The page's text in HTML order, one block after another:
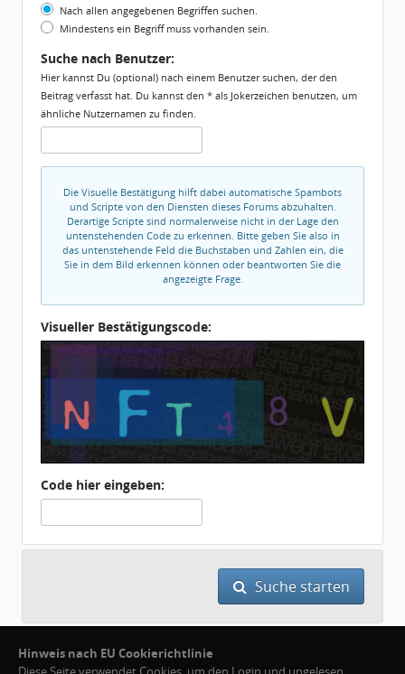
Nach allen angegebenen Begriffen suchen.
Mindestens ein Begriff muss vorhanden sein.
Suche nach Benutzer:
Hier kannst Du (optional) nach einem Benutzer suchen, der den
Beitrag verfasst hat. Du kannst den * als Jokerzeichen benutzen, um
ähnliche Nutzernamen zu finden.
Die Visuelle Bestätigung hilft dabei automatische Spambots
und Scripte von den Diensten dieses Forums abzuhalten.
Derartige Scripte sind normalerweise nicht in der Lage den
untenstehenden Code zu erkennen. Bitte geben Sie also in
das untenstehende Feld die Buchstaben und Zahlen ein, die
Sie in dem Bild erkennen können oder beantworten Sie die
angezeigte Frage.
Visueller Bestätigungscode:
Code hier eingeben:
Suche starten
Hinweis nach EU Cookierichtlinie